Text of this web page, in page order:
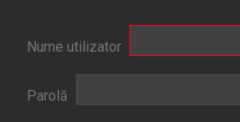
Nume utilizator
Parolă